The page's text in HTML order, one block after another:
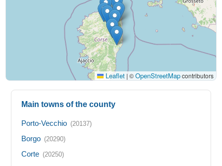
Leaflet | ©OpenStreetMapcontributors
Main towns of the county
Porto-Vecchio (20137)
Borgo (20290)
Corte (20250)